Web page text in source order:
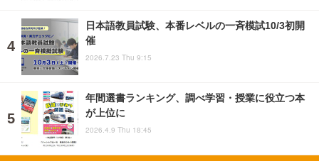
日本語教員試験、本番レベルの一斉模試10/3初開
催
2026.7.23 Thu 9:15
年間選書ランキング、調べ学習・授業に役立つ本
が上位に
2026.4.9 Thu 18:45